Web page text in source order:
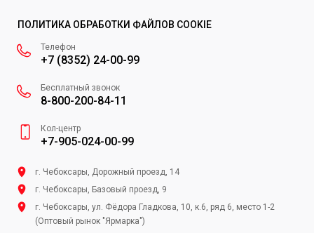
ПОЛИТИКА ОБРАБОТКИ ФАЙЛОВ COOKIE
Телефон
+7 (8352) 24-00-99
Бесплатный звонок
8-800-200-84-11
Кол-центр
+7-905-024-00-99
г. Чебоксары, Дорожный проезд, 14
г. Чебоксары, Базовый проезд, 9
г. Чебоксары, ул. Фёдора Гладкова, 10, к.6, ряд 6, место 1-2
(Оптовый рынок "Ярмарка")